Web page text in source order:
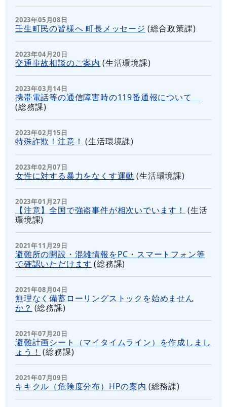
2023年05月08日
壬生町民の皆様へ 町長メッセージ (総合政策課)
2023年04月20日
交通事故相談のご案内 (生活環境課)
2023年03月14日
携帯電話等の通信障害時の119番通報について
(総務課)
2023年02月15日
特殊詐欺！注意！ (生活環境課)
2023年02月07日
女性に対する暴力をなくす運動 (生活環境課)
2023年01月27日
【注意】全国で強盗事件が相次いでいます！ (生活
環境課)
2021年11月29日
避難所の開設・混雑情報をPC・スマートフォン等
で確認いただけます (総務課)
2021年08月04日
無理なく備蓄ローリングストックを始めません
か？ (総務課)
2021年07月20日
避難計画シート（マイタイムライン）を作成しまし
ょう！ (総務課)
2021年07月09日
キキクル（危険度分布）HPの案内 (総務課)